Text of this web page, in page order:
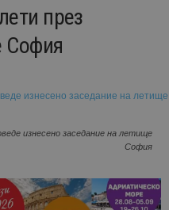
през
София
изнесено заседание на летище
София